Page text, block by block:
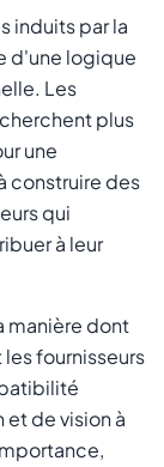
induits par la
d'une logique
Les
plus
une
construire des
qui
à leur
manière dont
fournisseurs
de vision à